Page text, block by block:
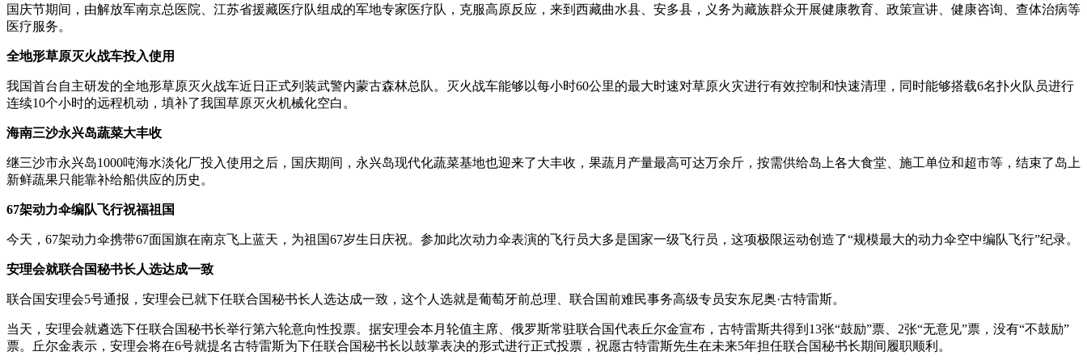
国庆节期间，由解放军南京总医院、江苏省援藏医疗队组成的军地专家医疗队，克服高原反应，来到西藏曲水县、安多县，义务为藏族群众开展健康教育、政策宣讲、健康咨询、查体治病等
医疗服务。
全地形草原灭火战车投入使用
我国首台自主研发的全地形草原灭火战车近日正式列装武警内蒙古森林总队。灭火战车能够以每小时60公里的最大时速对草原火灾进行有效控制和快速清理，同时能够搭载6名扑火队员进行
连续10个小时的远程机动，填补了我国草原灭火机械化空白。
海南三沙永兴岛蔬菜大丰收
继三沙市永兴岛1000吨海水淡化厂投入使用之后，国庆期间，永兴岛现代化蔬菜基地也迎来了大丰收，果蔬月产量最高可达万余斤，按需供给岛上各大食堂、施工单位和超市等，结束了岛上
新鲜蔬果只能靠补给船供应的历史。
67架动力伞编队飞行祝福祖国
今天，67架动力伞携带67面国旗在南京飞上蓝天，为祖国67岁生日庆祝。参加此次动力伞表演的飞行员大多是国家一级飞行员，这项极限运动创造了“规模最大的动力伞空中编队飞行”纪录。
安理会就联合国秘书长人选达成一致
联合国安理会5号通报，安理会已就下任联合国秘书长人选达成一致，这个人选就是葡萄牙前总理、联合国前难民事务高级专员安东尼奥·古特雷斯。
当天，安理会就遴选下任联合国秘书长举行第六轮意向性投票。据安理会本月轮值主席、俄罗斯常驻联合国代表丘尔金宣布，古特雷斯共得到13张“鼓励”票、2张“无意见”票，没有“不鼓励”
票。丘尔金表示，安理会将在6号就提名古特雷斯为下任联合国秘书长以鼓掌表决的形式进行正式投票，祝愿古特雷斯先生在未来5年担任联合国秘书长期间履职顺利。